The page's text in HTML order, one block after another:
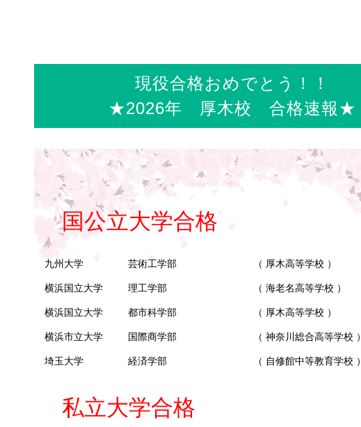
現役合格おめでとう！！
★2026年 厚木校 合格速報★
国公立大学合格
九州大学 芸術工学部 （ 厚木高等学校 ）
横浜国立大学 理工学部 （ 海老名高等学校 ）
横浜国立大学 都市科学部 （ 厚木高等学校 ）
横浜市立大学 国際商学部 （ 神奈川総合高等学校 ）
埼玉大学 経済学部 （ 自修館中等教育学校 ）
私立大学合格